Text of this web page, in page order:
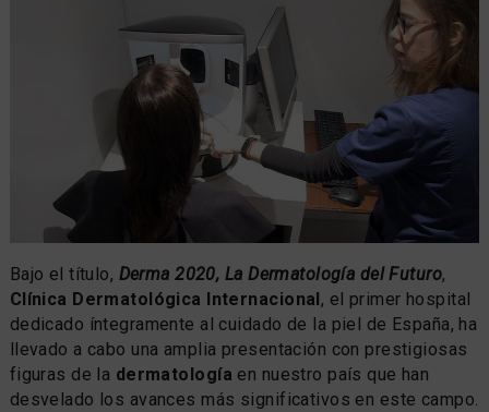
Bajo el título, Derma 2020, La Dermatología del Futuro,
Clínica Dermatológica Internacional , el primer hospital
dedicado íntegramente al cuidado de la piel de España, ha
llevado a cabo una amplia presentación con prestigiosas
figuras de la dermatología en nuestro país que han
desvelado los avances más significativos en este campo.